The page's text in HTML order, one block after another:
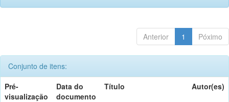
Anterior 1 Póximo
Conjunto de itens:
Pré-
visualização
Data do
documento
Título Autor(es)